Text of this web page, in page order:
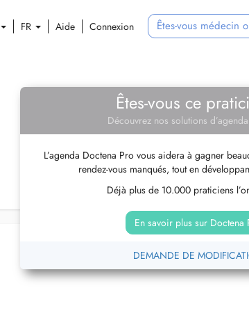
FR Aide Connexion Êtes-vous médecin
Êtes-vous ce
Découvrez nos solutions
L’agenda Doctena Pro vous aidera à gagner
rendez-vous manqués, tout en
Déjà plus de 10.000 praticiens
En savoir plus sur Doctena
DEMANDE DE